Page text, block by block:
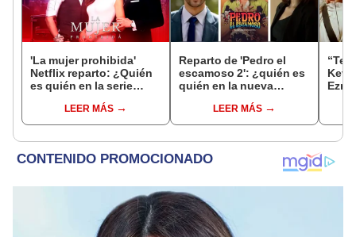
'La mujer prohibida'
Netflix reparto: ¿Quién
es quién en la serie
protagonizada por
Valerie Domínguez?
LEER MÁS
Reparto de 'Pedro el
escamoso 2': ¿quién es
quién en la nueva
serie colombiana?
LEER MÁS
Ezra